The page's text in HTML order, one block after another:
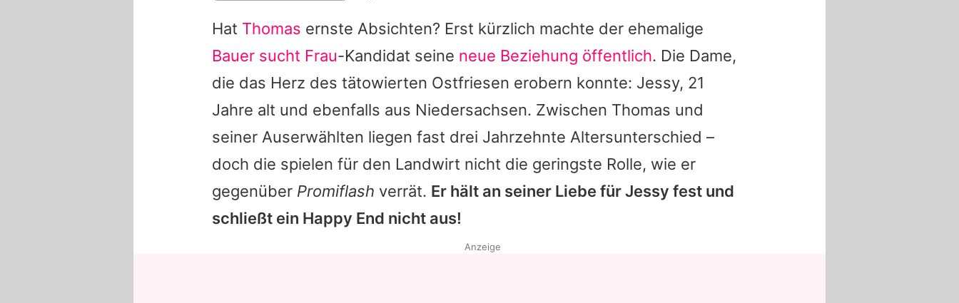
Hat Thomas ernste Absichten? Erst kürzlich machte der ehemalige
Bauer sucht Frau-Kandidat seine neue Beziehung öffentlich. Die Dame,
die das Herz des tätowierten Ostfriesen erobern konnte: Jessy, 21
Jahre alt und ebenfalls aus Niedersachsen. Zwischen Thomas und
seiner Auserwählten liegen fast drei Jahrzehnte Altersunterschied –
doch die spielen für den Landwirt nicht die geringste Rolle, wie er
gegenüber Promiflash verrät. Er hält an seiner Liebe für Jessy fest und
schließt ein Happy End nicht aus!
Anzeige